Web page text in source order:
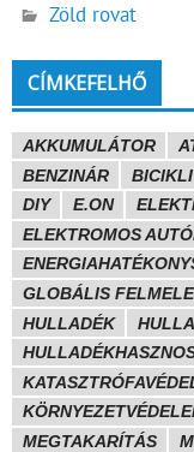
Zöld rovat
CÍMKEFELHŐ
AKKUMULÁTOR
BENZINÁR
BICIKLI
DIY
E.ON
ELEKTROMOS
GLOBÁLIS
HULLADÉK
MEGTAKARÍTÁS